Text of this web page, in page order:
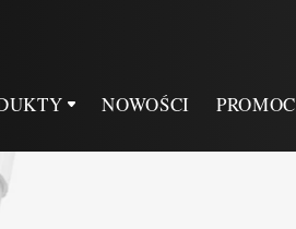
NOWOŚCI